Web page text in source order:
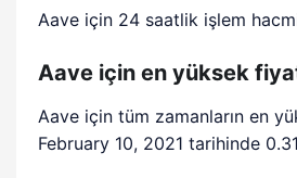
Aave için 24 saatlik işlem
Aave için en yüksek
Aave için tüm zamanların en
February 10, 2021 tarihinde